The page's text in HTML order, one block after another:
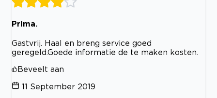
Prima.
Gastvrij. Haal en breng service goed
geregeld.Goede informatie de te maken kosten.
Beveelt aan
11 September 2019